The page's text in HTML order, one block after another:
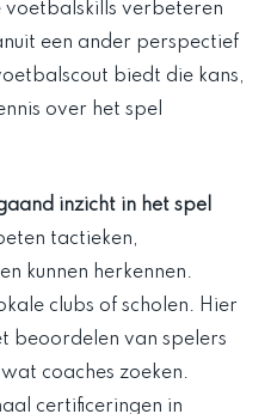
voetbalskills verbeteren
een ander perspectief
biedt die kans,
over het spel
inzicht in het spel
tactieken,
kunnen herkennen.
clubs of scholen. Hier
beoordelen van spelers
coaches zoeken.
certificeringen in